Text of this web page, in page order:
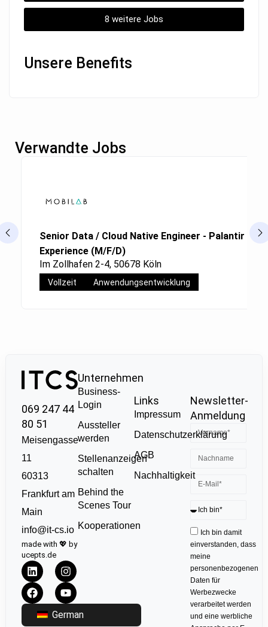
8 weitere Jobs
Unsere Benefits
Verwandte Jobs
Senior Data / Cloud Native Engineer - Palantir
Experience (M/F/D)
Im Zollhafen 2-4, 50678 Köln
Vollzeit Anwendungsentwicklung
069 247 44
80 51
Meisengasse
11
60313
Frankfurt am
Main
info@it-cs.io
made with 💖 by
ucepts.de
German
Unternehmen
Business-
Login
Aussteller
werden
Stellenanzeigen
schalten
Behind the
Scenes Tour
Kooperationen
Links
Impressum
Datenschutzerklärung
AGB
Nachhaltigkeit
Newsletter-
Anmeldung
Ich bin damit
einverstanden, dass
meine
personenbezogenen
Daten für
Werbezwecke
verarbeitet werden
und eine werbliche